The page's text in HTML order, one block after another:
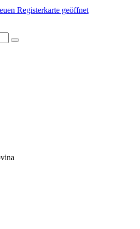
Registerkarte geöffnet